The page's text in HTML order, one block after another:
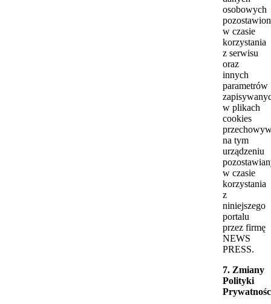
osobowych
w czasie
korzystania
z serwisu
oraz
innych
parametrów
w plikach
cookies
na tym
urządzeniu
w czasie
korzystania
z
niniejszego
portalu
przez firmę
NEWS
PRESS.
7. Zmiany
Polityki